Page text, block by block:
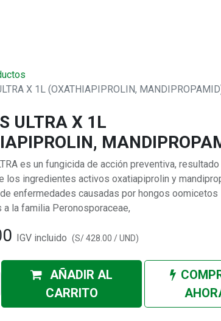
X 1L (OXATHIAPIPROLIN,
ULTRA X 1L
es un fungicida de acción preventiva,
los ingredientes activos oxatiapiprolin y
enfermedades causadas por hongos oomicetos
la familia Peronosporaceae,
IGV incluido (S/428.00 /UND)
AÑADIR AL
CARRITO